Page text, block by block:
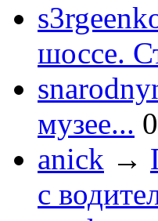
шоссе.
музее... 0
anick →
с